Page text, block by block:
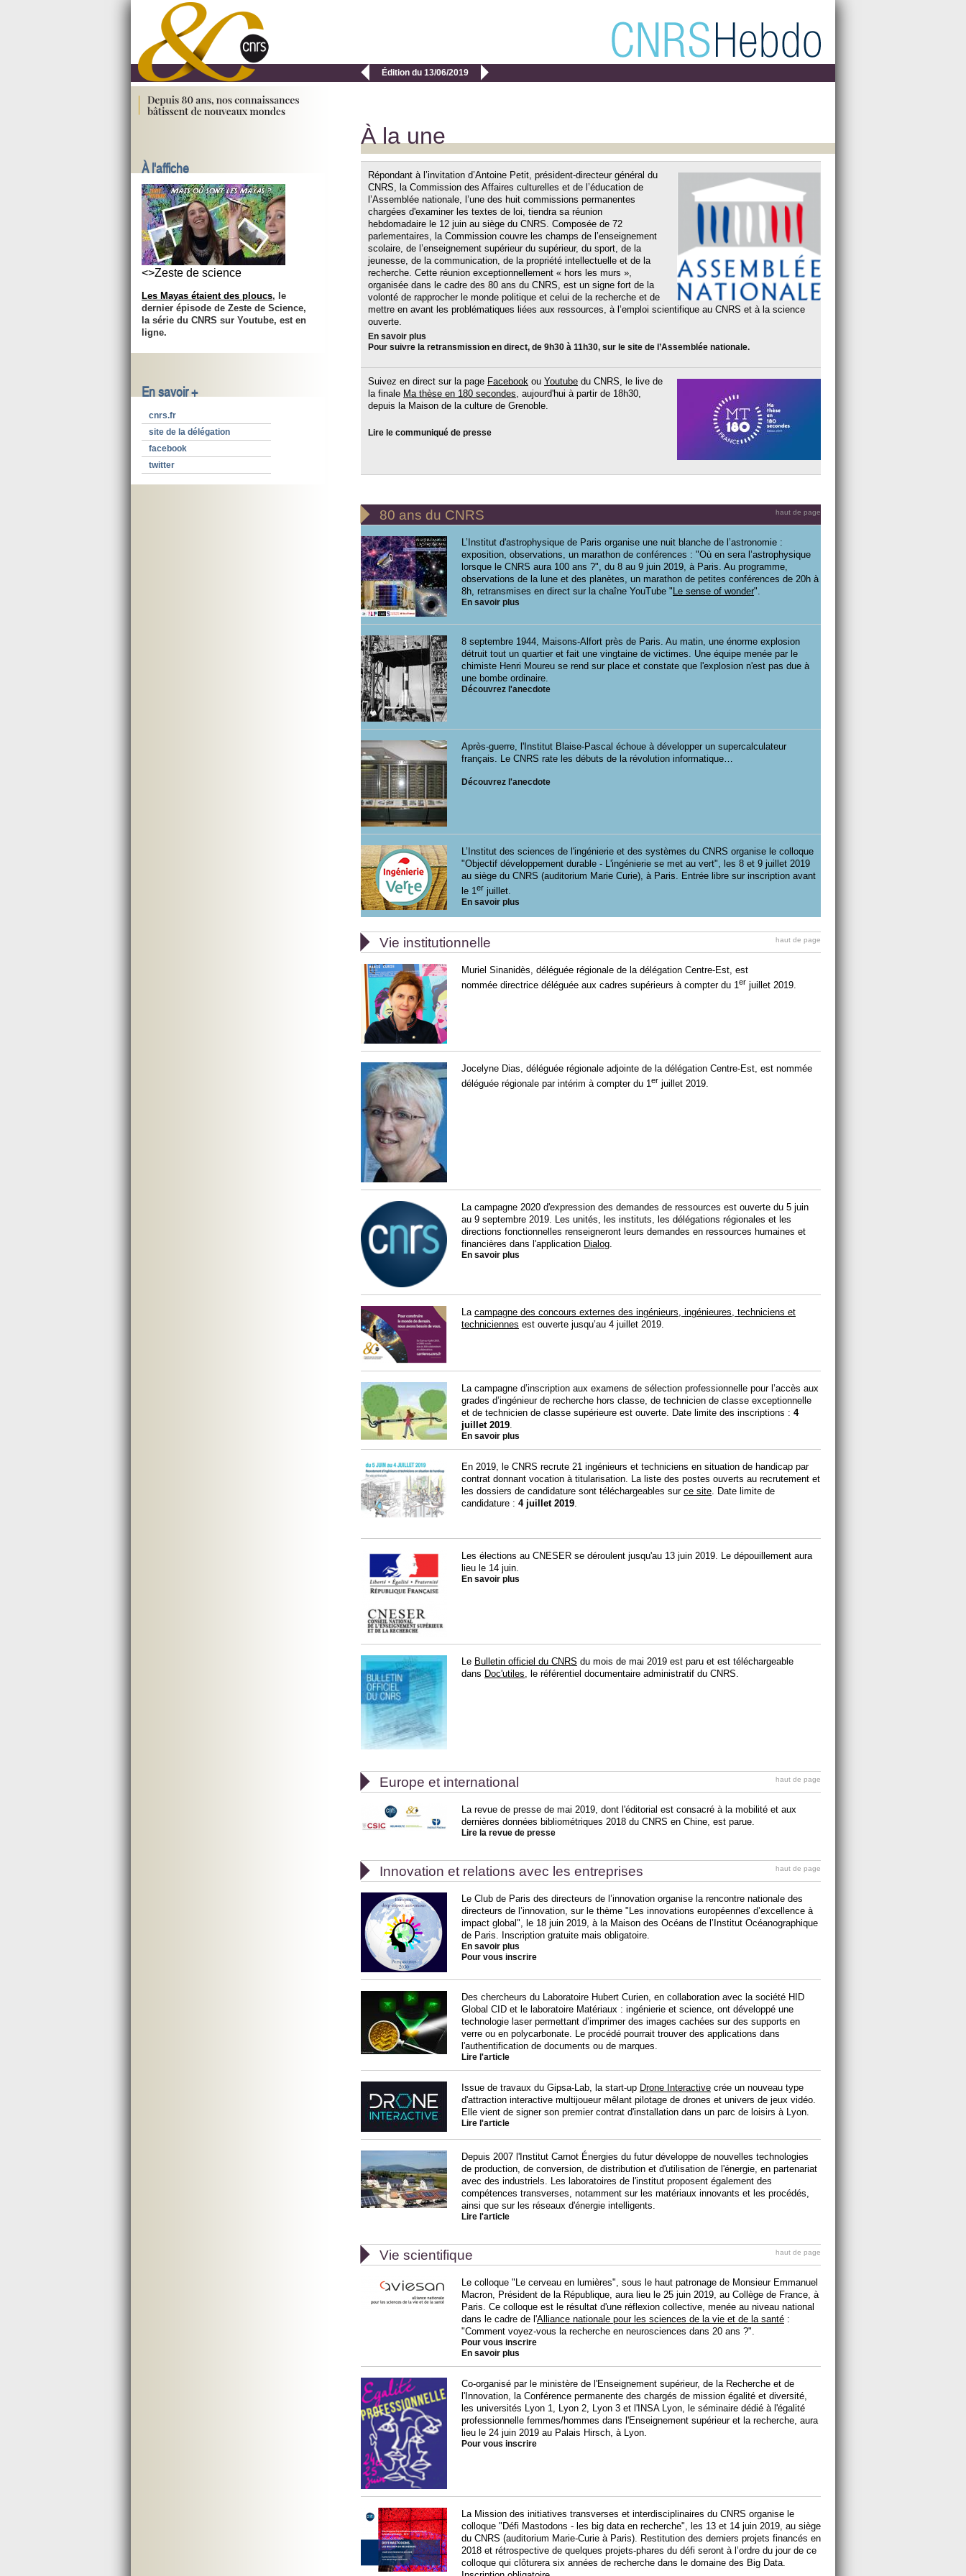
 Édition du 13/06/2019 
À l'affiche
<>Zeste de science
Les Mayas étaient des ploucs, le
dernier épisode de Zeste de Science,
la série du CNRS sur Youtube, est en
ligne.
En savoir +
cnrs.fr
site de la délégation
facebook
twitter
À la une
Répondant à l’invitation d’Antoine Petit, président-directeur général du
CNRS, la Commission des Affaires culturelles et de l’éducation de
l’Assemblée nationale, l’une des huit commissions permanentes
chargées d'examiner les textes de loi, tiendra sa réunion
hebdomadaire le 12 juin au siège du CNRS. Composée de 72
parlementaires, la Commission couvre les champs de l’enseignement
scolaire, de l’enseignement supérieur du supérieur, du sport, de la
jeunesse, de la communication, de la propriété intellectuelle et de la
recherche. Cette réunion exceptionnellement « hors les murs »,
organisée dans le cadre des 80 ans du CNRS, est un signe fort de la
volonté de rapprocher le monde politique et celui de la recherche et de
mettre en avant les problématiques liées aux ressources, à l’emploi scientifique au CNRS et à la science
ouverte.
En savoir plus
Pour suivre la retransmission en direct, de 9h30 à 11h30, sur le site de l’Assemblée nationale.
Suivez en direct sur la page Facebook ou Youtube du CNRS, le live de
la finale Ma thèse en 180 secondes, aujourd'hui à partir de 18h30,
depuis la Maison de la culture de Grenoble.
Lire le communiqué de presse
 80 ans du CNRS haut de page
L’Institut d'astrophysique de Paris organise une nuit blanche de l’astronomie :
exposition, observations, un marathon de conférences : "Où en sera l’astrophysique
lorsque le CNRS aura 100 ans ?", du 8 au 9 juin 2019, à Paris. Au programme,
observations de la lune et des planètes, un marathon de petites conférences de 20h à
8h, retransmises en direct sur la chaîne YouTube " Le sense of wonder".
En savoir plus
8 septembre 1944, Maisons-Alfort près de Paris. Au matin, une énorme explosion
détruit tout un quartier et fait une vingtaine de victimes. Une équipe menée par le
chimiste Henri Moureu se rend sur place et constate que l'explosion n'est pas due à
une bombe ordinaire.
Découvrez l'anecdote
Après-guerre, l'Institut Blaise-Pascal échoue à développer un supercalculateur
français. Le CNRS rate les débuts de la révolution informatique…
Découvrez l'anecdote
L’Institut des sciences de l'ingénierie et des systèmes du CNRS organise le colloque
"Objectif développement durable - L'ingénierie se met au vert", les 8 et 9 juillet 2019
au siège du CNRS (auditorium Marie Curie), à Paris. Entrée libre sur inscription avant
le 1er juillet.
En savoir plus
 Vie institutionnelle haut de page
Muriel Sinanidès, déléguée régionale de la délégation Centre-Est, est
nommée directrice déléguée aux cadres supérieurs à compter du 1er juillet 2019.
Jocelyne Dias, déléguée régionale adjointe de la délégation Centre-Est, est nommée
déléguée régionale par intérim à compter du 1er juillet 2019.
La campagne 2020 d'expression des demandes de ressources est ouverte du 5 juin
au 9 septembre 2019. Les unités, les instituts, les délégations régionales et les
directions fonctionnelles renseigneront leurs demandes en ressources humaines et
financières dans l'application Dialog.
En savoir plus
La campagne des concours externes des ingénieurs, ingénieures, techniciens et
techniciennes est ouverte jusqu’au 4 juillet 2019.
La campagne d’inscription aux examens de sélection professionnelle pour l’accès aux
grades d’ingénieur de recherche hors classe, de technicien de classe exceptionnelle
et de technicien de classe supérieure est ouverte. Date limite des inscriptions : 4
juillet 2019.
En savoir plus
En 2019, le CNRS recrute 21 ingénieurs et techniciens en situation de handicap par
contrat donnant vocation à titularisation. La liste des postes ouverts au recrutement et
les dossiers de candidature sont téléchargeables sur ce site. Date limite de
candidature : 4 juillet 2019.
Les élections au CNESER se déroulent jusqu'au 13 juin 2019. Le dépouillement aura
lieu le 14 juin.
En savoir plus
Le Bulletin officiel du CNRS du mois de mai 2019 est paru et est téléchargeable
dans Doc'utiles, le référentiel documentaire administratif du CNRS.
 Europe et international haut de page
La revue de presse de mai 2019, dont l'éditorial est consacré à la mobilité et aux
dernières données bibliométriques 2018 du CNRS en Chine, est parue.
Lire la revue de presse
 Innovation et relations avec les entreprises haut de page
Le Club de Paris des directeurs de l’innovation organise la rencontre nationale des
directeurs de l’innovation, sur le thème "Les innovations européennes d’excellence à
impact global", le 18 juin 2019, à la Maison des Océans de l’Institut Océanographique
de Paris. Inscription gratuite mais obligatoire.
En savoir plus
Pour vous inscrire
Des chercheurs du Laboratoire Hubert Curien, en collaboration avec la société HID
Global CID et le laboratoire Matériaux : ingénierie et science, ont développé une
technologie laser permettant d’imprimer des images cachées sur des supports en
verre ou en polycarbonate. Le procédé pourrait trouver des applications dans
l'authentification de documents ou de marques.
Lire l'article
Issue de travaux du Gipsa-Lab, la start-up Drone Interactive crée un nouveau type
d'attraction interactive multijoueur mêlant pilotage de drones et univers de jeux vidéo.
Elle vient de signer son premier contrat d'installation dans un parc de loisirs à Lyon.
Lire l'article
Depuis 2007 l'Institut Carnot Énergies du futur développe de nouvelles technologies
de production, de conversion, de distribution et d'utilisation de l'énergie, en partenariat
avec des industriels. Les laboratoires de l'institut proposent également des
compétences transverses, notamment sur les matériaux innovants et les procédés,
ainsi que sur les réseaux d'énergie intelligents.
Lire l'article
 Vie scientifique haut de page
Le colloque "Le cerveau en lumières", sous le haut patronage de Monsieur Emmanuel
Macron, Président de la République, aura lieu le 25 juin 2019, au Collège de France, à
Paris. Ce colloque est le résultat d'une réflexion collective, menée au niveau national
dans le cadre de l'Alliance nationale pour les sciences de la vie et de la santé :
"Comment voyez-vous la recherche en neurosciences dans 20 ans ?".
Pour vous inscrire
En savoir plus
Co-organisé par le ministère de l'Enseignement supérieur, de la Recherche et de
l'Innovation, la Conférence permanente des chargés de mission égalité et diversité,
les universités Lyon 1, Lyon 2, Lyon 3 et l'INSA Lyon, le séminaire dédié à l'égalité
professionnelle femmes/hommes dans l'Enseignement supérieur et la recherche, aura
lieu le 24 juin 2019 au Palais Hirsch, à Lyon.
Pour vous inscrire
La Mission des initiatives transverses et interdisciplinaires du CNRS organise le
colloque "Défi Mastodons - les big data en recherche", les 13 et 14 juin 2019, au siège
du CNRS (auditorium Marie-Curie à Paris). Restitution des derniers projets financés en
2018 et rétrospective de quelques projets-phares du défi seront à l’ordre du jour de ce
colloque qui clôturera six années de recherche dans le domaine des Big Data.